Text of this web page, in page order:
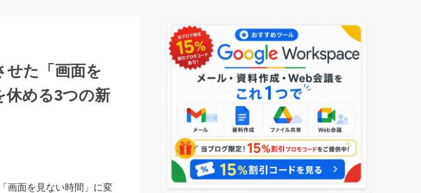
せた「画面を
休める3つの新
画面を見ない時間」に変